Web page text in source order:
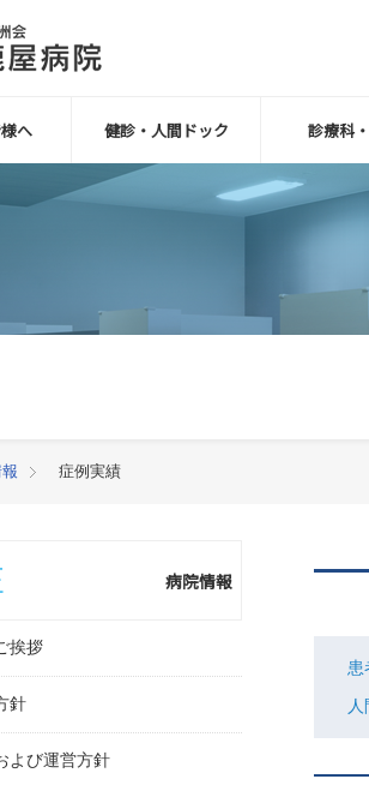
へ 健診・人間ドック 診療科
症例実績
患
病院情報
挨拶
針
よび運営方針